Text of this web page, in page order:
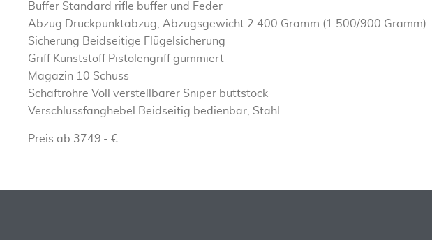
Buffer Standard rifle buffer und Feder
Abzug Druckpunktabzug, Abzugsgewicht 2.400 Gramm (1.500/900 Gramm)
Sicherung Beidseitige Flügelsicherung
Griff Kunststoff Pistolengriff gummiert
Magazin 10 Schuss
Schaftröhre Voll verstellbarer Sniper buttstock
Verschlussfanghebel Beidseitig bedienbar, Stahl
Preis ab 3749.- €